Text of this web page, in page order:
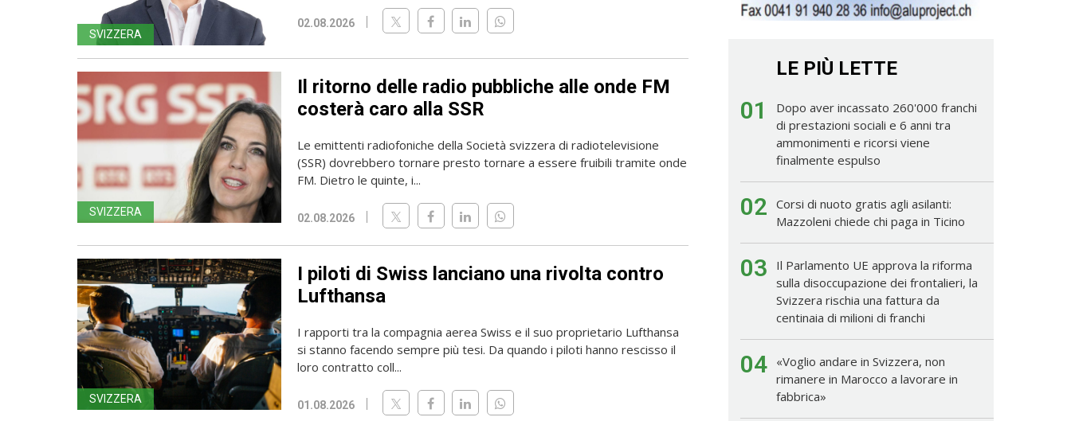
SVIZZERA
02.08.2026
SVIZZERA
Il ritorno delle radio pubbliche alle onde FM
costerà caro alla SSR
Le emittenti radiofoniche della Società svizzera di radiotelevisione
(SSR) dovrebbero tornare presto tornare a essere fruibili tramite onde
FM. Dietro le quinte, i...
02.08.2026
SVIZZERA
I piloti di Swiss lanciano una rivolta contro
Lufthansa
I rapporti tra la compagnia aerea Swiss e il suo proprietario Lufthansa
si stanno facendo sempre più tesi. Da quando i piloti hanno rescisso il
loro contratto coll...
01.08.2026
LE PIÙ LETTE
01
Dopo aver incassato 260'000 franchi
di prestazioni sociali e 6 anni tra
ammonimenti e ricorsi viene
finalmente espulso
02 Corsi di nuoto gratis agli asilanti:
Mazzoleni chiede chi paga in Ticino
03
Il Parlamento UE approva la riforma
sulla disoccupazione dei frontalieri, la
Svizzera rischia una fattura da
centinaia di milioni di franchi
04
«Voglio andare in Svizzera, non
rimanere in Marocco a lavorare in
fabbrica»